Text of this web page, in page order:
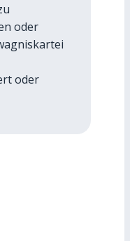
oder
oder